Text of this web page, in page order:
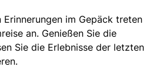
Erinnerungen im Gepäck treten
an. Genießen Sie die
Sie die Erlebnisse der letzten